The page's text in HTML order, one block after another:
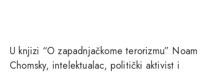
U knjizi “O zapadnjačkome terorizmu” Noam
Chomsky, intelektualac, politički aktivist i